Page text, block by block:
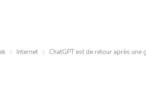
Internet ChatGPT est de retour après une